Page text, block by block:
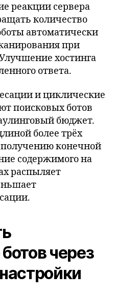
реакции сервера
количество
автоматически
при
хостинга
ответа.
и циклические
поисковых ботов
бюджет.
более трёх
конечной
содержимого на
распыляет
через